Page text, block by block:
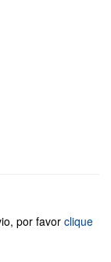
por favor clique